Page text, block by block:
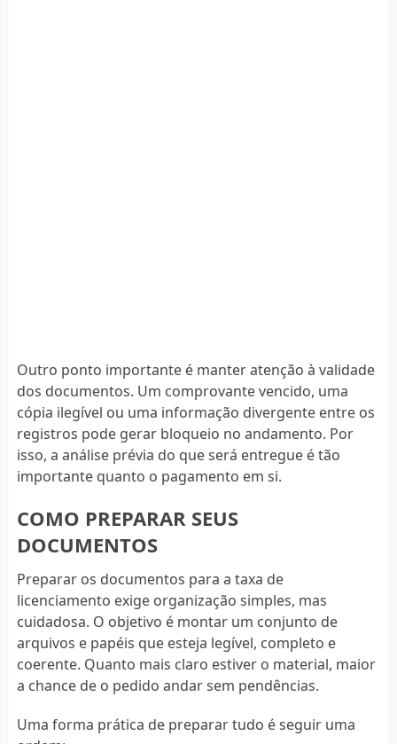
Outro ponto importante é manter atenção à validade
dos documentos. Um comprovante vencido, uma
cópia ilegível ou uma informação divergente entre os
registros pode gerar bloqueio no andamento. Por
isso, a análise prévia do que será entregue é tão
importante quanto o pagamento em si.
COMO PREPARAR SEUS
DOCUMENTOS
Preparar os documentos para a taxa de
licenciamento exige organização simples, mas
cuidadosa. O objetivo é montar um conjunto de
arquivos e papéis que esteja legível, completo e
coerente. Quanto mais claro estiver o material, maior
a chance de o pedido andar sem pendências.
Uma forma prática de preparar tudo é seguir uma